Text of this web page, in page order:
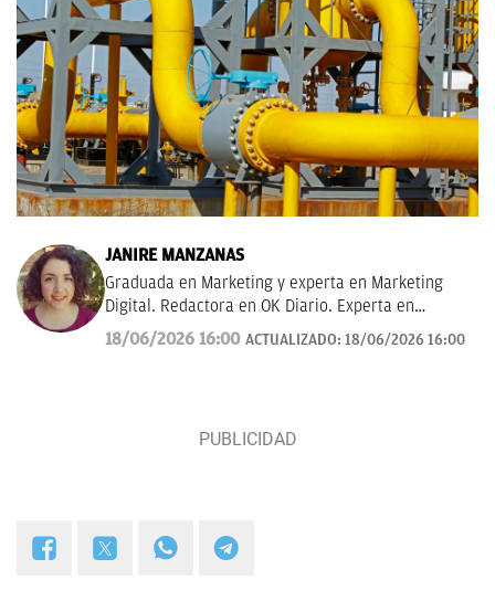
JANIRE MANZANAS
Graduada en Marketing y experta en Marketing
Digital. Redactora en OK Diario. Experta en
curiosidades, mascotas, consumo y Lotería de
Navidad.
18/06/2026 16:00 ACTUALIZADO: 18/06/2026 16:00